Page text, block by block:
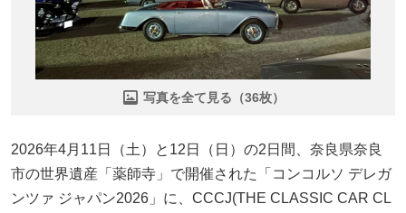
写真を全て見る（36枚）
2026年4月11日（土）と12日（日）の2日間、奈良県奈良
市の世界遺産「薬師寺」で開催された「コンコルソ デレガ
ンツァ ジャパン2026」に、CCCJ(THE CLASSIC CAR CL